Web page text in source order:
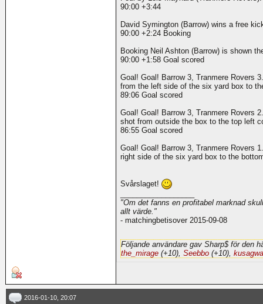
90:00 +3:44
David Symington (Barrow) wins a free
90:00 +2:24 Booking
Booking Neil Ashton (Barrow) is shown
90:00 +1:58 Goal scored
Goal! Goal! Barrow 3, Tranmere Rovers
from the left side of the six yard box to
89:06 Goal scored
Goal! Goal! Barrow 3, Tranmere Rovers
shot from outside the box to the top left
86:55 Goal scored
Goal! Goal! Barrow 3, Tranmere Rovers
right side of the six yard box to the
Svårslaget!
"Om det fanns en profitabel marknad
allt värde."
- matchingbetisover 2015-09-08
Följande användare gav Sharp$ för den
the_mirage (+10), Seebbo (+10), kusagwa
2016-01-10, 20:07